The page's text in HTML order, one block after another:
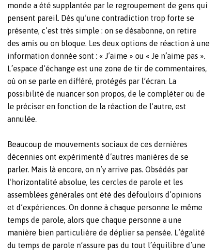
monde a été supplantée par le regroupement de gens qui
pensent pareil. Dès qu’une contradiction trop forte se
présente, c’est très simple : on se désabonne, on retire
des amis ou on bloque. Les deux options de réaction à une
information donnée sont : « J’aime » ou « Je n’aime pas ».
L’espace d’échange est une zone de tir de commentaires,
où on se parle en différé, protégés par l’écran. La
possibilité de nuancer son propos, de le compléter ou de
le préciser en fonction de la réaction de l’autre, est
annulée.
Beaucoup de mouvements sociaux de ces dernières
décennies ont expérimenté d’autres manières de se
parler. Mais là encore, on n’y arrive pas. Obsédés par
l’horizontalité absolue, les cercles de parole et les
assemblées générales ont été des défouloirs d’opinions
et d’expériences. On donne à chaque personne le même
temps de parole, alors que chaque personne a une
manière bien particulière de déplier sa pensée. L’égalité
du temps de parole n’assure pas du tout l’équilibre d’une